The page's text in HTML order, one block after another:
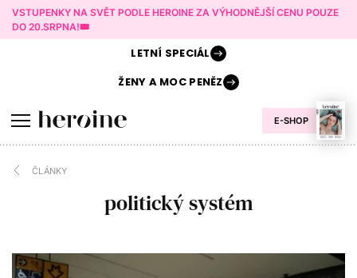
VSTUPENKY NA SVĚT PODLE HEROINE ZA VÝHODNĚJŠÍ CENU POUZE
DO 20.SRPNA!🎟️
E-SHOP
LETNÍ SPECIÁL
ŽENY AMOC PENĚZ
ČLÁNKY
politický systém